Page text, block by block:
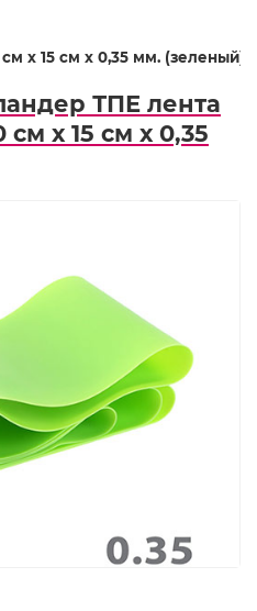
х 15 см х 0,35 мм. (зеленый)
ТПЕ лента
х 15 см х 0,35